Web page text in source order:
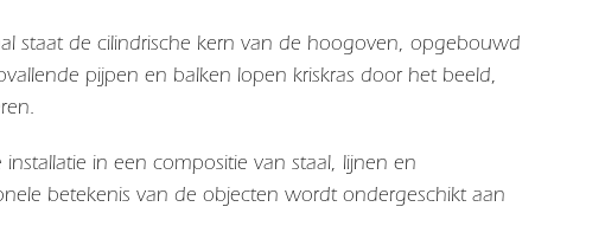
staat de cilindrische kern van de hoogoven, opgebouwd
pijpen en balken lopen kriskras door het beeld,
in een compositie van staal, lijnen en
betekenis van de objecten wordt ondergeschikt aan